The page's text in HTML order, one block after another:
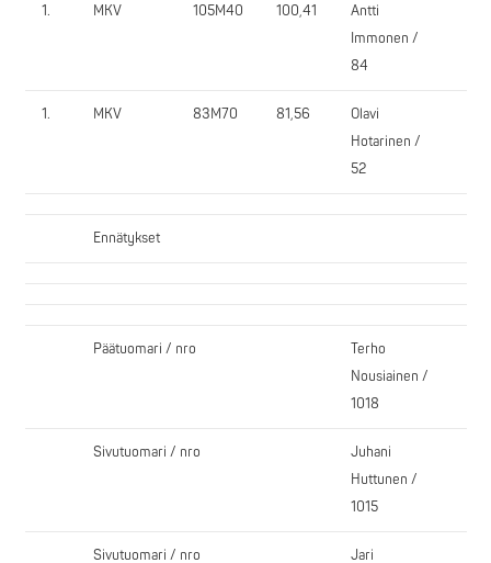
1. MKV 105M40 100,41
Antti
Immonen /
84
1. MKV 83M70 81,56
Olavi
Hotarinen /
52
Ennätykset
Päätuomari / nro
Terho
Nousiainen /
1018
Sivutuomari / nro
Juhani
Huttunen /
1015
Sivutuomari / nro
Jari